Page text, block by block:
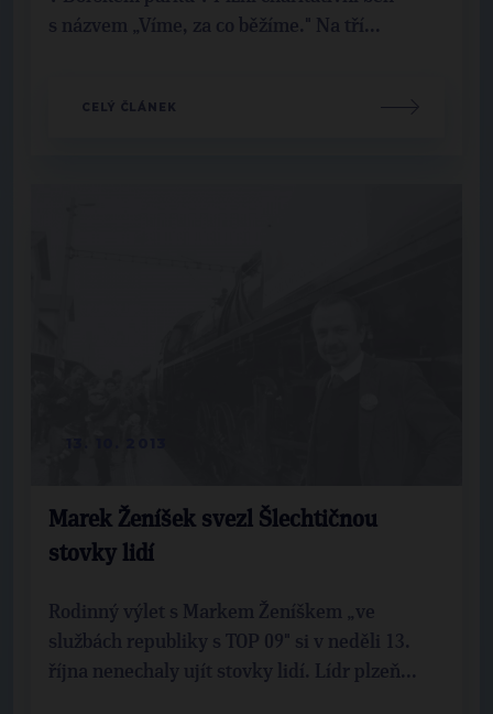
s názvem „Víme, za co běžíme." Na tří...
CELÝ ČLÁNEK
Marek Ženíšek svezl Šlechtičnou
stovky lidí
Rodinný výlet s Markem Ženíškem „ve
službách republiky s TOP 09" si v neděli 13.
října nenechaly ujít stovky lidí. Lídr plzeň...